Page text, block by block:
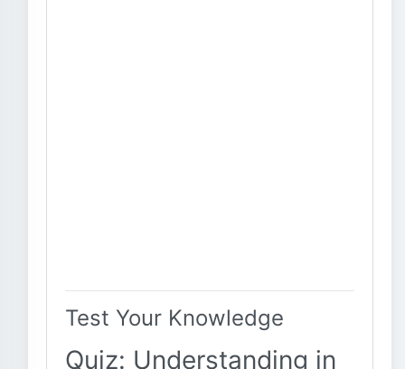
Test Your Knowledge
Quiz: Understanding in